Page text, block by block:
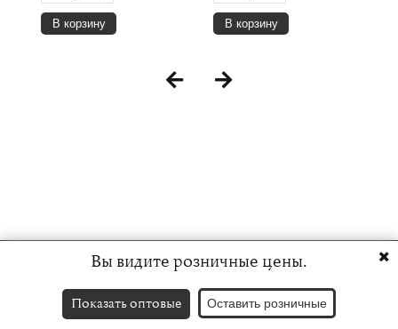
В корзину В корзину
Вы видите розничные цены.
Показать оптовые Оставить розничные